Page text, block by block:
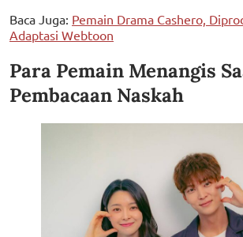
Baca Juga: Pemain Drama Cashero,
Adaptasi Webtoon
Para Pemain Menangis
Pembacaan Naskah